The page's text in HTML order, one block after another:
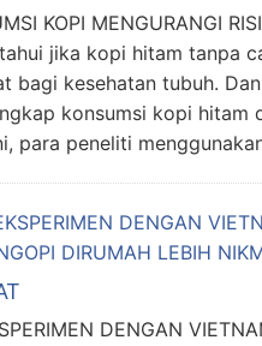
KOPI MENGURANGI
jika kopi hitam tanpa
bagi kesehatan tubuh.
konsumsi kopi hitam
para peneliti
DENGAN